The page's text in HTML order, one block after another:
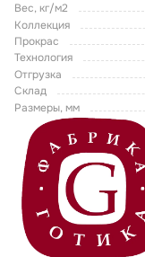
Вес, кг/м2
Коллекция
Прокрас
Технология
Отгрузка
Склад
Размеры, мм